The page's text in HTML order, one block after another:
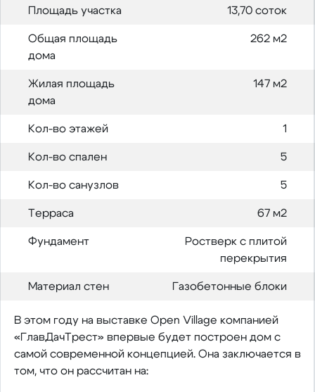
Площадь участка 13,70 соток
Общая площадь
дома
262 м2
Жилая площадь
дома
147 м2
Кол-во этажей 1
Кол-во спален 5
Кол-во санузлов 5
Терраса 67 м2
Фундамент
Ростверк с плитой
перекрытия
Материал стен Газобетонные блоки
В этом году на выставке Open Village компанией
«ГлавДачТрест» впервые будет построен дом с
самой современной концепцией. Она заключается в
том, что он рассчитан на: